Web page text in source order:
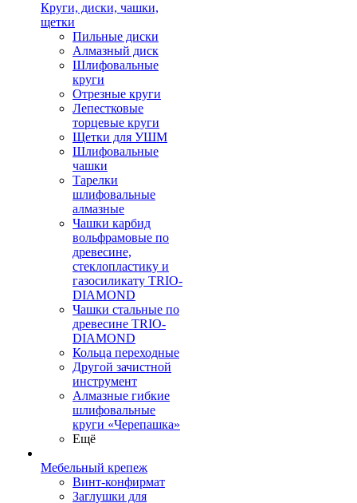
Круги, диски, чашки,
щетки
Пильные диски
Алмазный диск
Шлифовальные
круги
Отрезные круги
Лепестковые
торцевые круги
Щетки для УШМ
Шлифовальные
чашки
Тарелки
шлифовальные
алмазные
Чашки карбид
вольфрамовые по
древесине,
стеклопластику и
газосиликату TRIO-
DIAMOND
Чашки стальные по
древесине TRIO-
DIAMOND
Кольца переходные
Другой зачистной
инструмент
Алмазные гибкие
шлифовальные
круги «Черепашка»
Ещё
Мебельный крепеж
Винт-конфирмат
Заглушки для